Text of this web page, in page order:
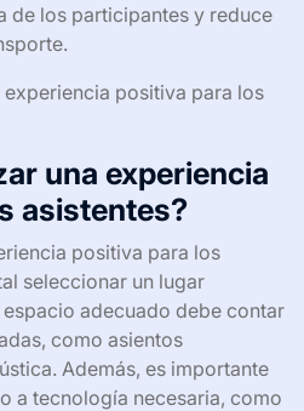
de los participantes y reduce
una experiencia
asistentes?
positiva para los
seleccionar un lugar
adecuado debe contar
como asientos
Además, es importante
a tecnología necesaria, como